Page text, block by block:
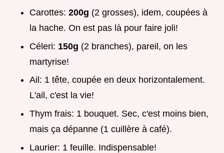
Carottes: 200g (2 grosses), idem, coupées à
la hache. On est pas là pour faire joli!
Céleri: 150g (2 branches), pareil, on les
martyrise!
Ail: 1 tête, coupée en deux horizontalement.
L'ail, c'est la vie!
Thym frais: 1 bouquet. Sec, c'est moins bien,
mais ça dépanne (1 cuillère à café).
Laurier: 1 feuille. Indispensable!